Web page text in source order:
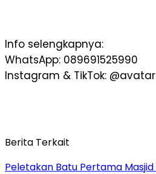
Info selengkapnya:
WhatsApp: 089691525990
Instagram & TikTok:
Berita Terkait
Peletakan Batu Pertama